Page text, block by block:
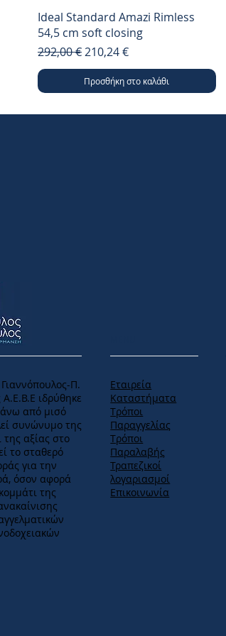
Ideal Standard Amazi Rimless
54,5 cm soft closing
Κανονική τιμή
292,00 €Τιμή Έκπτωσης
210,24 €
Προσθήκη στο καλάθι
Εταιρεία
Καταστήματα
Tρόποι
Παραγγελίας
Tρόποι
Παραλαβής
Τραπεζικοί
λογαριασμοί
Επικοινωνία
Π.
ιδρύθηκε
από μισό
συνώνυμο της
της αξίας στο
το σταθερό
για την
όσον αφορά
της